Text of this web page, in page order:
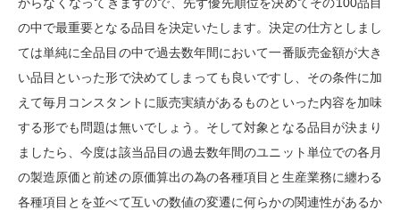
の中で最重要となる品目を決定いたします。決定の仕方としまし
ては単純に全品目の中で過去数年間において一番販売金額が大き
い品目といった形で決めてしまっても良いですし、その条件に加
えて毎月コンスタントに販売実績があるものといった内容を加味
する形でも問題は無いでしょう。そして対象となる品目が決まり
ましたら、今度は該当品目の過去数年間のユニット単位での各月
の製造原価と前述の原価算出の為の各種項目と生産業務に纏わる
各種項目とを並べて互いの数値の変遷に何らかの関連性があるか